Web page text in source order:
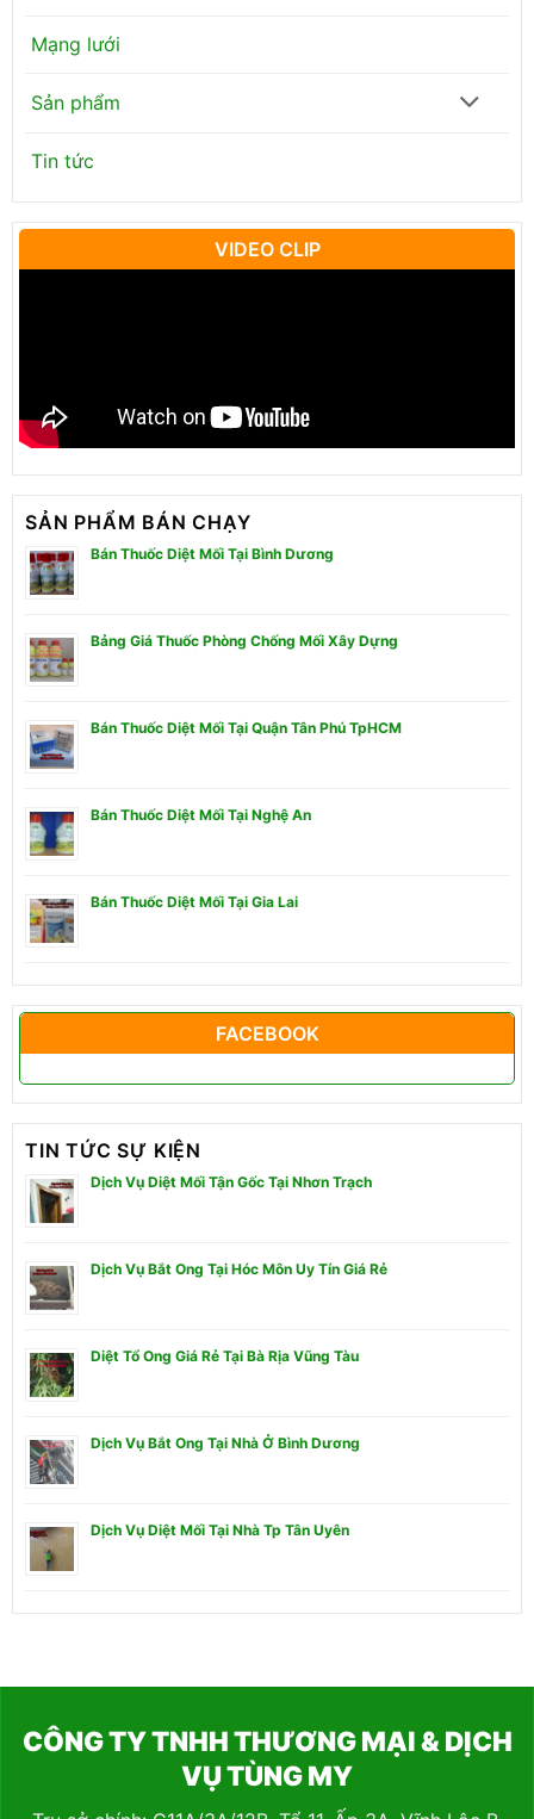
Mạng lưới
Sản phẩm
Tin tức
VIDEO CLIP
SẢN PHẨM BÁN CHẠY
Bán Thuốc Diệt Mối Tại Bình Dương
Bảng Giá Thuốc Phòng Chống Mối Xây Dựng
Bán Thuốc Diệt Mối Tại Quận Tân Phú TpHCM
Bán Thuốc Diệt Mối Tại Nghệ An
Bán Thuốc Diệt Mối Tại Gia Lai
FACEBOOK
TIN TỨC SỰ KIỆN
Dịch Vụ Diệt Mối Tận Gốc Tại Nhơn Trạch
Dịch Vụ Bắt Ong Tại Hóc Môn Uy Tín Giá Rẻ
Diệt Tổ Ong Giá Rẻ Tại Bà Rịa Vũng Tàu
Dịch Vụ Bắt Ong Tại Nhà Ở Bình Dương
Dịch Vụ Diệt Mối Tại Nhà Tp Tân Uyên
CÔNG TY TNHH THƯƠNG MẠI & DỊCH
VỤ TÙNG MY